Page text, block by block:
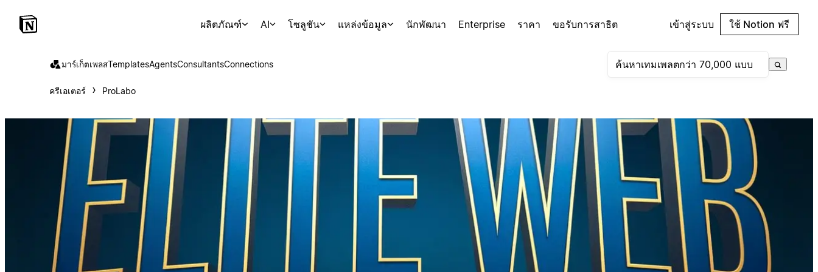
ผลิตภัณฑ์ AI โซลูชัน แหล่งข้อมูล นักพัฒนา Enterprise ราคา ขอรับการสาธิต เข้าสู่ระบบ ใช้ Notion ฟรี
มาร์เก็ตเพลสTemplatesAgentsConsultantsConnections
ครีเอเตอร์ ProLabo